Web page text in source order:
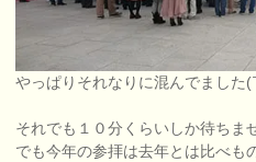
やっぱりそれなりに混んでました
それでも１０分くらいしか待ちま
でも今年の参拝は去年とは比べも